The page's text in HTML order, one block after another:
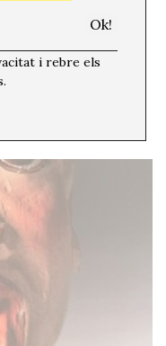
estan al corrent
Grècia, com els
la crisi de
i rebre els